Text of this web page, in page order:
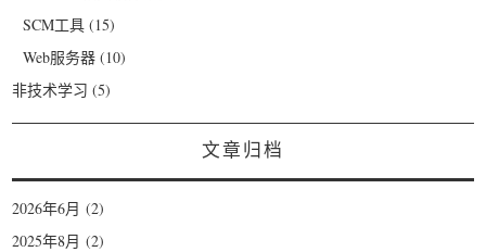
SCM工具 (15)
Web服务器 (10)
非技术学习 (5)
文章归档
2026年6月 (2)
2025年8月 (2)